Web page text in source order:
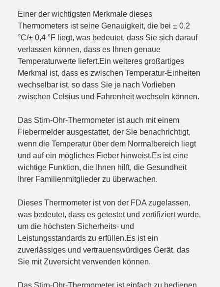
Einer der wichtigsten Merkmale dieses
Thermometers ist seine Genauigkeit, die bei ± 0,2
°C/± 0,4 °F liegt, was bedeutet, dass Sie sich darauf
verlassen können, dass es Ihnen genaue
Temperaturwerte liefert.Ein weiteres großartiges
Merkmal ist, dass es zwischen Temperatur-Einheiten
wechselbar ist, so dass Sie je nach Vorlieben
zwischen Celsius und Fahrenheit wechseln können.
Das Stirn-Ohr-Thermometer ist auch mit einem
Fiebermelder ausgestattet, der Sie benachrichtigt,
wenn die Temperatur über dem Normalbereich liegt
und auf ein mögliches Fieber hinweist.Es ist eine
wichtige Funktion, die Ihnen hilft, die Gesundheit
Ihrer Familienmitglieder zu überwachen.
Dieses Thermometer ist von der FDA zugelassen,
was bedeutet, dass es getestet und zertifiziert wurde,
um die höchsten Sicherheits- und
Leistungsstandards zu erfüllen.Es ist ein
zuverlässiges und vertrauenswürdiges Gerät, das
Sie mit Zuversicht verwenden können.
Das Stirn-Ohr-Thermometer ist einfach zu bedienen